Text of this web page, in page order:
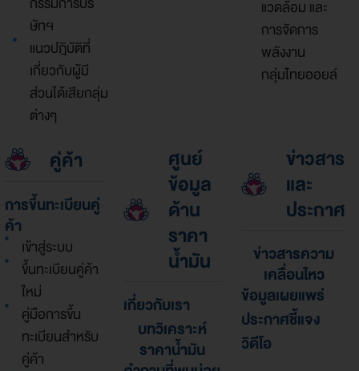
ษัทฯ
แนวปฎิบัติที่
เกี่ยวกับผู้มี
ส่วนได้เสียกลุ่ม
ต่างๆ
แวดล้อม และ
การจัดการ
พลังงาน
กลุ่มไทยออยล์
คู่ค้า
การขึ้นทะเบียนคู่
ค้า
เข้าสู่ระบบ
ขึ้นทะเบียนคู่ค้า
ใหม่
คู่มือการขึ้น
ทะเบียนสำหรับ
คู่ค้า
ศูนย์
ข้อมูล
ด้าน
ราคา
น้ำมัน
เกี่ยวกับเรา
บทวิเคราะห์
ราคาน้ำมัน
ข่าวสาร
และ
ประกาศ
ข่าวสารความ
เคลื่อนไหว
ข้อมูลเผยแพร่
ประกาศชี้แจง
วิดีโอ